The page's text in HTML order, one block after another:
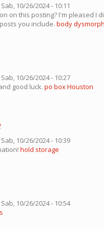
Sab, 10/26/2024 - 10:11
on this posting? I'm pleased I
you include. body
Sab, 10/26/2024 - 10:27
good luck. po box Houston
Sab, 10/26/2024 - 10:39
hold storage
Sab, 10/26/2024 - 10:54